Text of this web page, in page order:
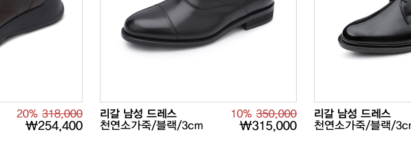
20% 318,000
₩254,400
리갈 남성 드레스
천연소가죽/블랙/3cm
10% 350,000
₩315,000
리갈 남성 드레스
천연소가죽/블랙/